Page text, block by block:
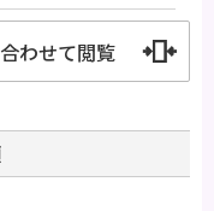
わせて閲覧